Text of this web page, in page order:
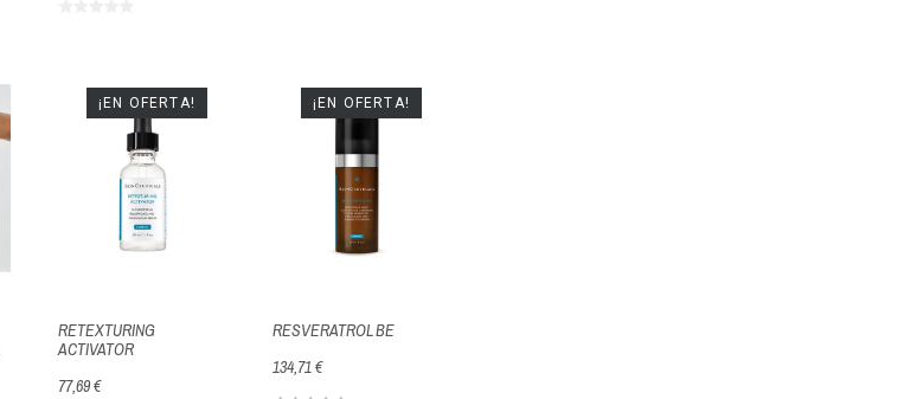
RETEXTURING
ACTIVATOR
77,69 €
¡EN OFERTA!
RESVERATROL BE
134,71 €
¡EN OFERTA!